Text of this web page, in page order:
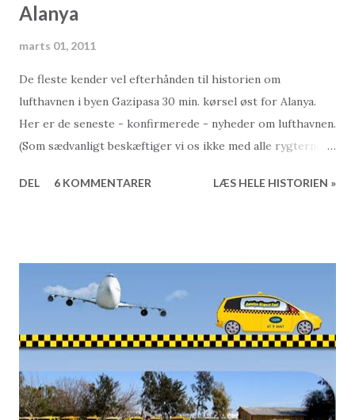
Alanya
marts 01, 2011
De fleste kender vel efterhånden til historien om
lufthavnen i byen Gazipasa 30 min. kørsel øst for Alanya.
Her er de seneste - konfirmerede - nyheder om lufthavnen.
(Som sædvanligt beskæftiger vi os ikke med alle rygterne,
utroværdige). Fra Tyrkiets premierminister, Recep
60-70 passagerer. Det er et spørgsmål om sikkerhed, og
dette ansvar (i fald myndighederne giver størrer fly lov til
at lande og der sker et uheld, red.) påtænker regeringen
ikke at påtage sig." Dette vakte naturligvis stor
opstandelse i Alanya, og mange følte at myndighederne og
regeringen dermed løb fra tidligere løfter. Samme besked
gav Tyrkiets transportminister Binali Yıldırım, da han
DEL 6 KOMMENTARER LÆS HELE HISTORIEN »